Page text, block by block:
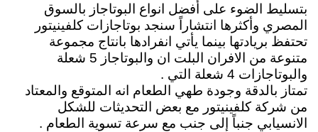
بتسليط الضوء على أفضل انواع البوتاجاز بالسوق
المصري وأكثرها انتشاراً سنجد بوتاجازات كلفينيتور
تحتفظ بريادتها بينما يأتي انفرادها بانتاج مجموعة
متنوعة من الافران البلت ان والبوتاجاز 5 شعلة
والبوتاجازات 4 شعلة التي .
تمتاز بالدقة وجودة طهي الطعام انه المتوقع والمعتاد
من شركة كلفينيتور مع بعض التحديثات للشكل
الانسيابي جنباً إلى جنب مع سرعة تسوية الطعام .